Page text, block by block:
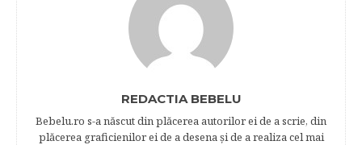
REDACTIA BEBELU
Bebelu.ro s-a născut din plăcerea autorilor ei de a scrie, din
plăcerea graficienilor ei de a desena şi de a realiza cel mai